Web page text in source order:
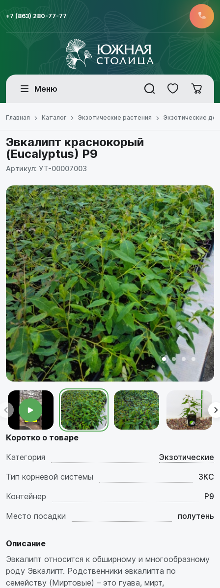
+7 (863) 280-77-77
Меню
Главная Каталог Экзотические растения Экзотические
Эвкалипт краснокорый
(Eucalyptus) Р9
Артикул: УТ-00007003
Коротко о товаре
Категория
Экзотические
Тип корневой системы
ЗКС
Контейнер
P9
Место посадки
полутень
Описание
Эвкалипт относится к обширному и многообразному
роду Эвкалипт. Родственники эвкалипта по
семейству (Миртовые) – это гуава, мирт,